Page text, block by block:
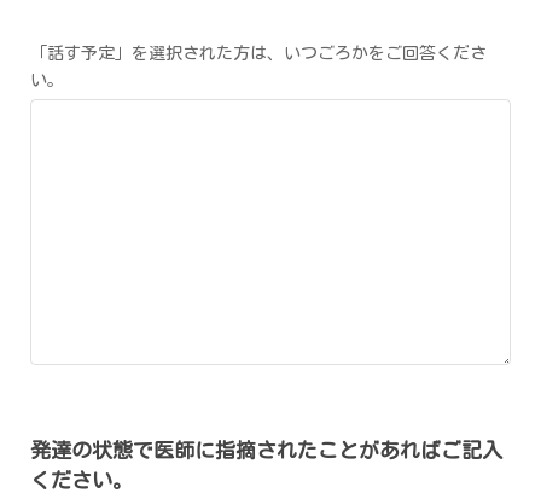
「話す予定」を選択された方は、いつごろかをご回答くださ
い。
発達の状態で医師に指摘されたことがあればご記入
ください。